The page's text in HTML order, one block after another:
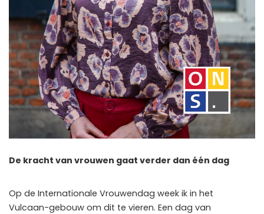
De kracht van vrouwen gaat verder dan één dag
Op de Internationale Vrouwendag week ik in het
Vulcaan-gebouw om dit te vieren. Een dag van